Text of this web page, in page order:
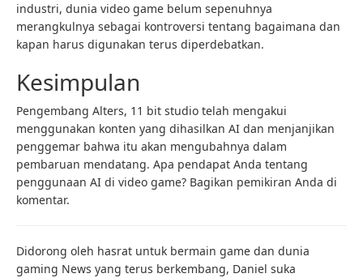
industri, dunia video game belum sepenuhnya
merangkulnya sebagai kontroversi tentang bagaimana dan
kapan harus digunakan terus diperdebatkan.
Kesimpulan
Pengembang Alters, 11 bit studio telah mengakui
menggunakan konten yang dihasilkan AI dan menjanjikan
penggemar bahwa itu akan mengubahnya dalam
pembaruan mendatang. Apa pendapat Anda tentang
penggunaan AI di video game? Bagikan pemikiran Anda di
komentar.
Didorong oleh hasrat untuk bermain game dan dunia
gaming News yang terus berkembang, Daniel suka